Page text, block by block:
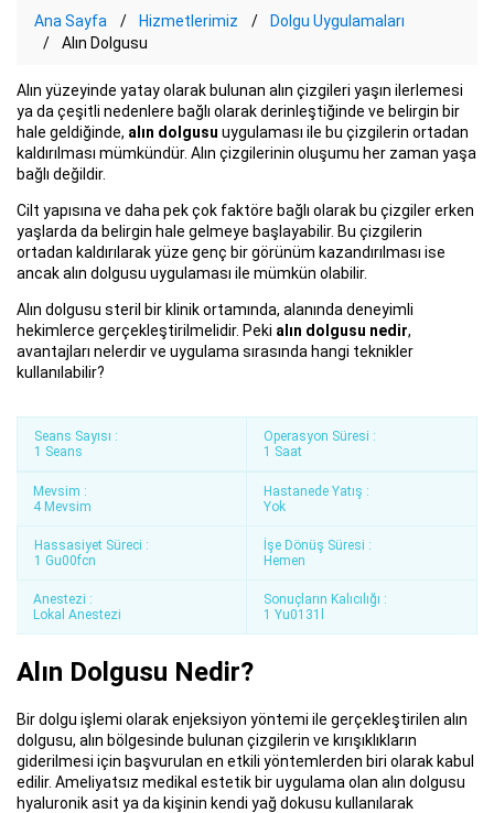
Ana Sayfa Hizmetlerimiz
Dolgu Uygulamaları
Alın Dolgusu
Alın yüzeyinde yatay olarak bulunan alın çizgileri yaşın ilerlemesi
ya da çeşitli nedenlere bağlı olarak derinleştiğinde ve belirgin bir
hale geldiğinde, alın dolgusu uygulaması ile bu çizgilerin ortadan
kaldırılması mümkündür. Alın çizgilerinin oluşumu her zaman yaşa
bağlı değildir.
Cilt yapısına ve daha pek çok faktöre bağlı olarak bu çizgiler erken
yaşlarda da belirgin hale gelmeye başlayabilir. Bu çizgilerin
ortadan kaldırılarak yüze genç bir görünüm kazandırılması ise
ancak alın dolgusu uygulaması ile mümkün olabilir.
Alın dolgusu steril bir klinik ortamında, alanında deneyimli
hekimlerce gerçekleştirilmelidir. Peki alın dolgusu nedir,
avantajları nelerdir ve uygulama sırasında hangi teknikler
kullanılabilir?
Seans Sayısı :
1 Seans
Operasyon Süresi :
1 Saat
Mevsim :
4 Mevsim
Hastanede Yatış :
Yok
Hassasiyet Süreci :
1 Gu00fcn
İşe Dönüş Süresi :
Hemen
Anestezi :
Lokal Anestezi
Sonuçların Kalıcılığı :
1 Yu0131l
Alın Dolgusu Nedir?
Bir dolgu işlemi olarak enjeksiyon yöntemi ile gerçekleştirilen alın
dolgusu, alın bölgesinde bulunan çizgilerin ve kırışıklıkların
giderilmesi için başvurulan en etkili yöntemlerden biri olarak kabul
edilir. Ameliyatsız medikal estetik bir uygulama olan alın dolgusu
hyaluronik asit ya da kişinin kendi yağ dokusu kullanılarak